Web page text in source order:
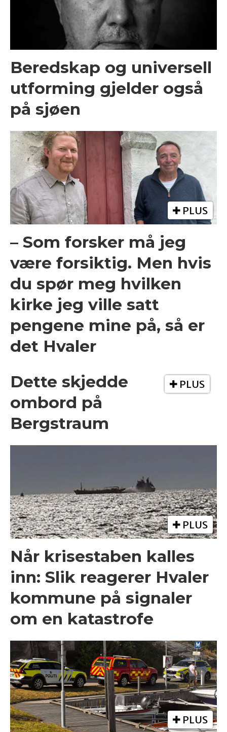
Beredskap og universell
utforming gjelder også
på sjøen
PLUS
– Som forsker må jeg
være forsiktig. Men hvis
du spør meg hvilken
kirke jeg ville satt
pengene mine på, så er
det Hvaler
PLUS
Dette skjedde
ombord på
Bergstraum
PLUS
Når krisestaben kalles
inn: Slik reagerer Hvaler
kommune på signaler
om en katastrofe
PLUS